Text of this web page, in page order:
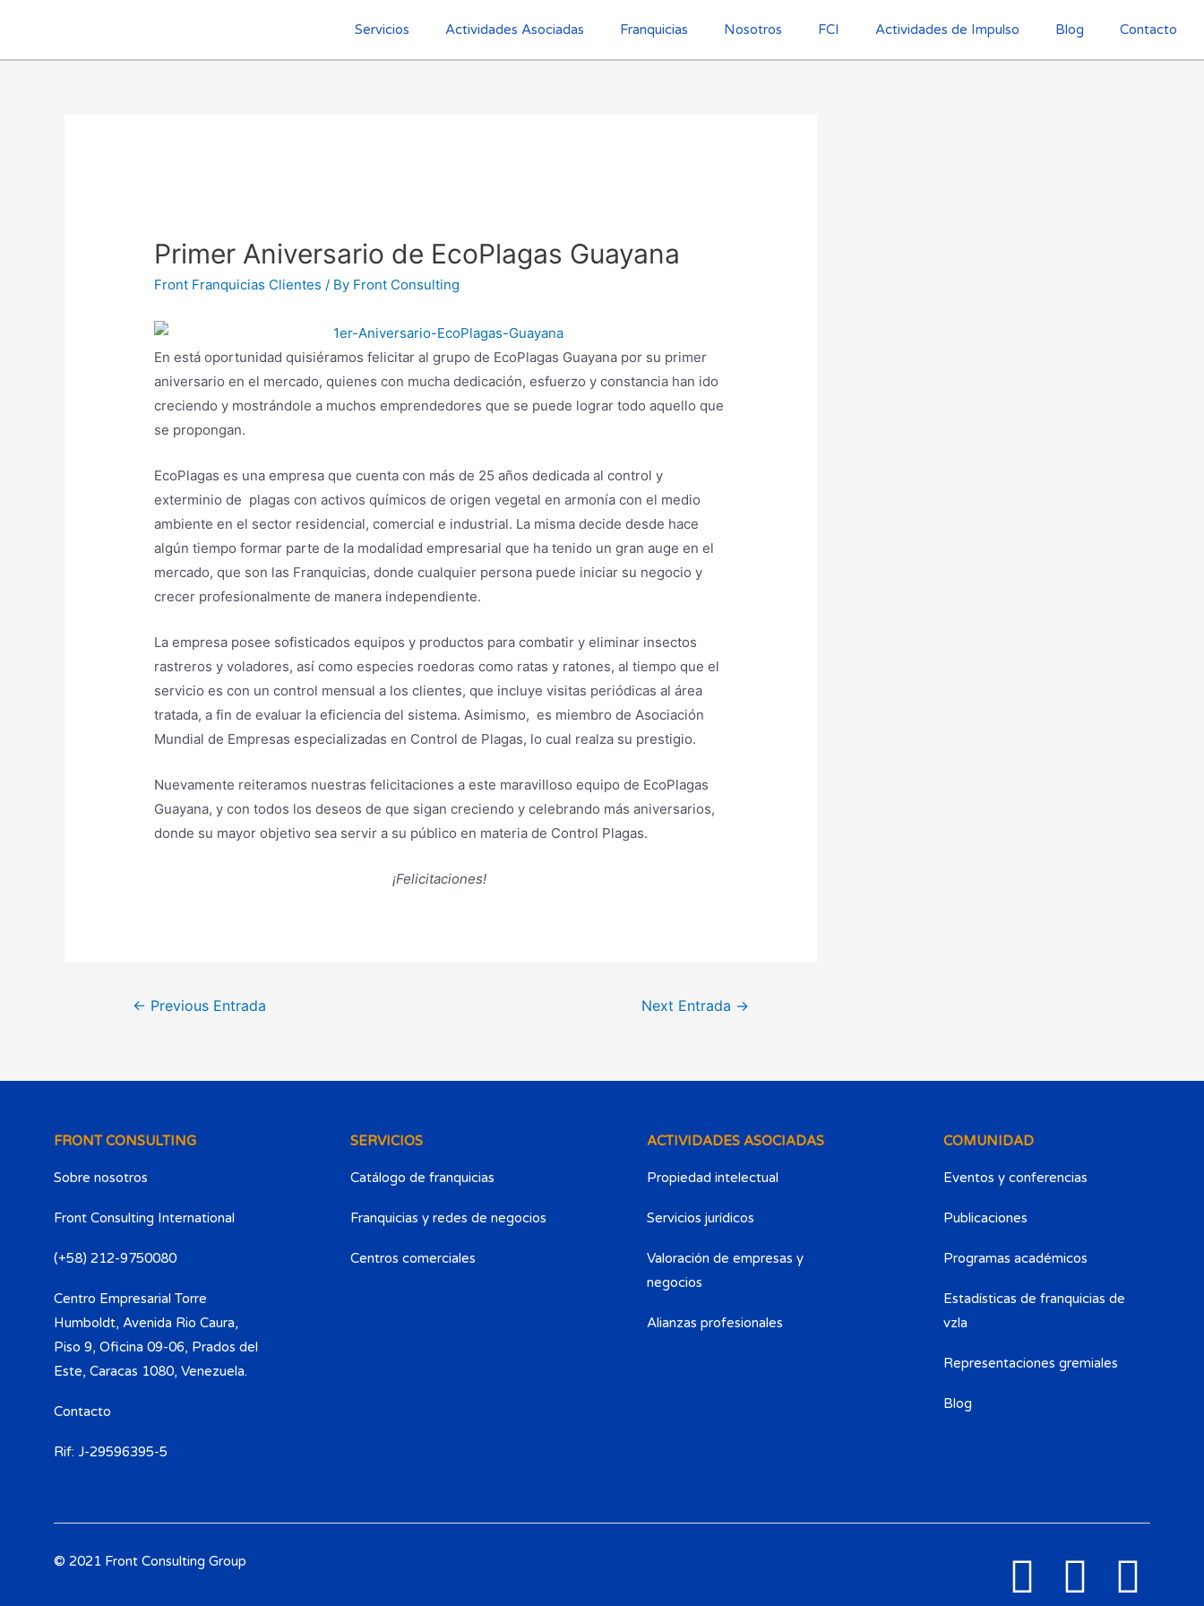
Servicios Actividades Asociadas Franquicias Nosotros FCI Actividades de Impulso Blog Contacto
Primer Aniversario de EcoPlagas Guayana
Front Franquicias Clientes / By Front Consulting
En está oportunidad quisiéramos felicitar al grupo de EcoPlagas Guayana por su primer
aniversario en el mercado, quienes con mucha dedicación, esfuerzo y constancia han ido
creciendo y mostrándole a muchos emprendedores que se puede lograr todo aquello que
se propongan.
EcoPlagas es una empresa que cuenta con más de 25 años dedicada al control y
exterminio de plagas con activos químicos de origen vegetal en armonía con el medio
ambiente en el sector residencial, comercial e industrial. La misma decide desde hace
algún tiempo formar parte de la modalidad empresarial que ha tenido un gran auge en el
mercado, que son las Franquicias, donde cualquier persona puede iniciar su negocio y
crecer profesionalmente de manera independiente.
La empresa posee sofisticados equipos y productos para combatir y eliminar insectos
rastreros y voladores, así como especies roedoras como ratas y ratones, al tiempo que el
servicio es con un control mensual a los clientes, que incluye visitas periódicas al área
tratada, a fin de evaluar la eficiencia del sistema. Asimismo, es miembro de Asociación
Mundial de Empresas especializadas en Control de Plagas, lo cual realza su prestigio.
Nuevamente reiteramos nuestras felicitaciones a este maravilloso equipo de EcoPlagas
Guayana, y con todos los deseos de que sigan creciendo y celebrando más aniversarios,
donde su mayor objetivo sea servir a su público en materia de Control Plagas.
¡Felicitaciones!
← Previous Entrada Next Entrada →
FRONT CONSULTING
Sobre nosotros
Front Consulting International
(+58) 212-9750080​
Centro Empresarial Torre
Humboldt, Avenida Rio Caura,
Piso 9, Oficina 09-06, Prados del
Este, Caracas 1080, Venezuela.
Contacto
Rif: J-29596395-5
SERVICIOS
Catálogo de franquicias
Franquicias y redes de negocios
Centros comerciales
ACTIVIDADES ASOCIADAS
Propiedad intelectual
Servicios jurídicos
Valoración de empresas y
negocios
Alianzas profesionales
COMUNIDAD
Eventos y conferencias
Publicaciones
Programas académicos
Estadísticas de franquicias de
vzla
Representaciones gremiales
Blog
© 2021 Front Consulting Group